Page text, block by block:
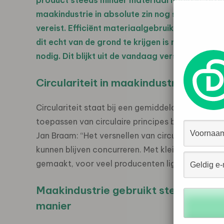
maakindustrie in absolute zin nog steeds.
Om
vereist. Efficiënt materiaalgebruik gaat
dit echt van de grond te krijgen is meer beleid
nodig. Dit blijkt uit de vandaag verschenen
Circulariteit in maakindustrie nog in
Circulariteit staat bij een gemiddeld
toepassen van circulaire principes bij
Jan Braam: “Het versnellen van circulair
kunnen blijven concurreren. Met kleine
gemaakt, voor veel producenten ligt de
Maakindustrie gebruikt steeds
manier